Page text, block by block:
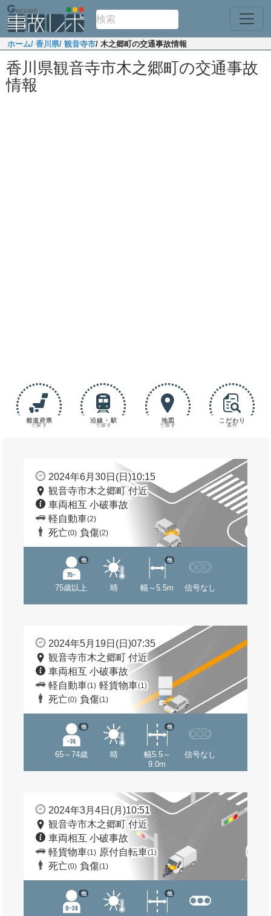
ホーム/ 香川県/ 観音寺市/ 木之郷町の交通事故情報
香川県観音寺市木之郷町の交通事故
情報
都道府県
で探す
沿線・駅
で探す
地図
で探す
こだわり
条件
2024年6月30日(日)10:15
観音寺市木之郷町 付近
車両相互 小破事故
軽自動車(2)
死亡(0) 負傷(2)
75歳以上
他
晴 幅～5.5m
他
信号なし
2024年5月19日(日)07:35
観音寺市木之郷町 付近
車両相互 小破事故
軽自動車(1) 軽貨物車(1)
死亡(0) 負傷(1)
65～74歳
他
晴
幅5.5～
9.0m
他
信号なし
2024年3月4日(月)10:51
観音寺市木之郷町 付近
車両相互 小破事故
軽貨物車(1) 原付自転車(1)
死亡(0) 負傷(1)
他 他